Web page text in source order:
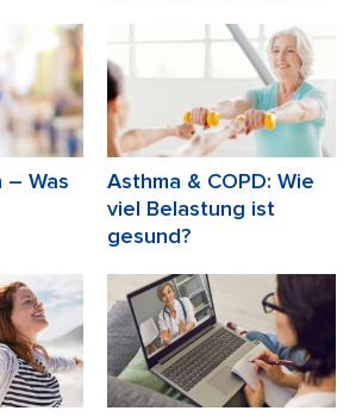
– Was
Asthma & COPD: Wie
viel Belastung ist
gesund?